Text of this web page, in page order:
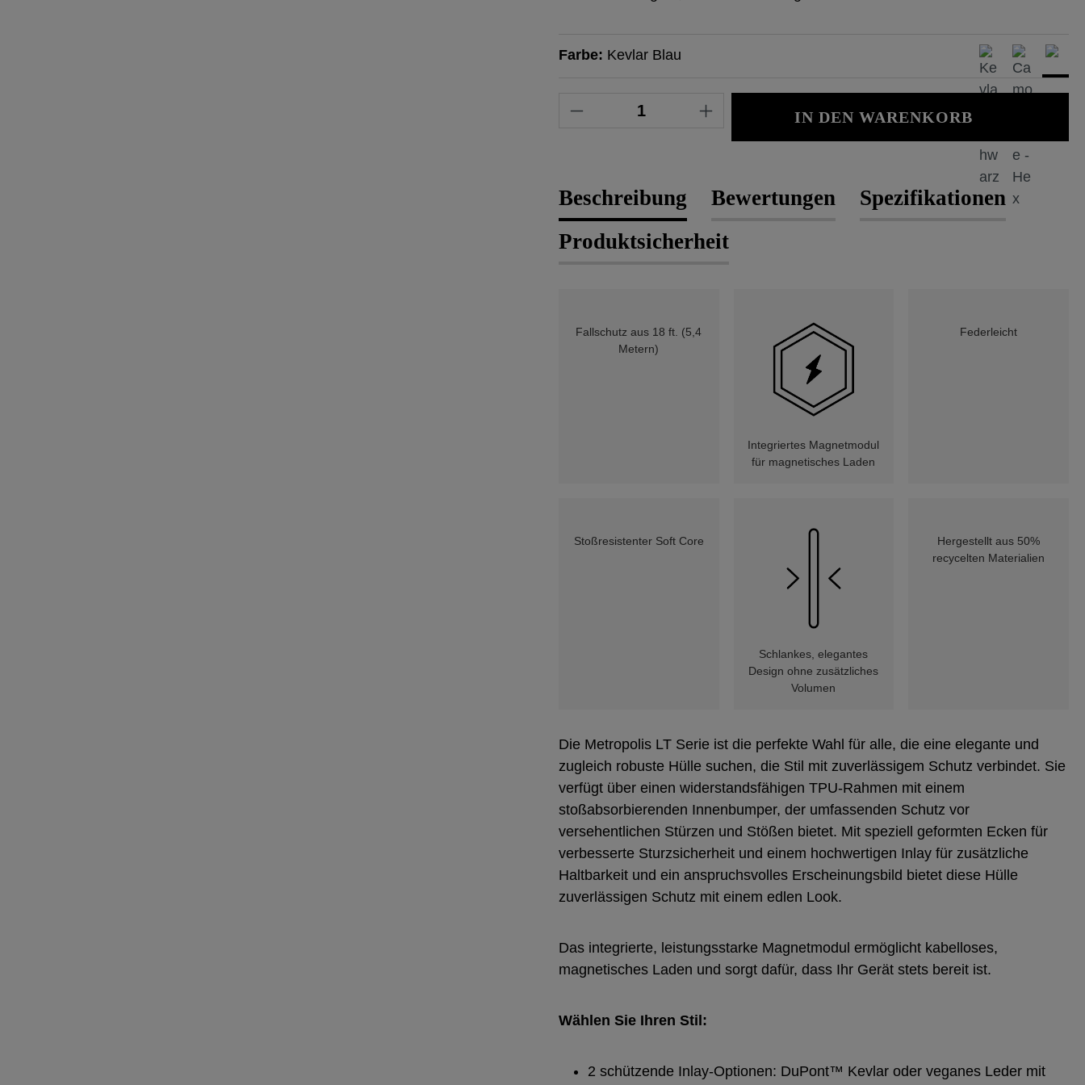
Farbe: Kevlar Blau
Produkt Anzahl: Gib den gewünschten Wert ein
IN DEN WARENKORB
Beschreibung Bewertungen
Spezifikationen
Produktsicherheit
Fallschutz aus 18 ft. (5,4
Metern)
Integriertes Magnetmodul
für magnetisches Laden
Federleicht
Stoßresistenter Soft Core
Schlankes, elegantes
Design ohne zusätzliches
Volumen
Hergestellt aus 50%
recycelten Materialien
Die Metropolis LT Serie ist die perfekte Wahl für alle, die eine elegante und
zugleich robuste Hülle suchen, die Stil mit zuverlässigem Schutz verbindet. Sie
verfügt über einen widerstandsfähigen TPU-Rahmen mit einem
stoßabsorbierenden Innenbumper, der umfassenden Schutz vor
versehentlichen Stürzen und Stößen bietet. Mit speziell geformten Ecken für
verbesserte Sturzsicherheit und einem hochwertigen Inlay für zusätzliche
Haltbarkeit und ein anspruchsvolles Erscheinungsbild bietet diese Hülle
zuverlässigen Schutz mit einem edlen Look.
Das integrierte, leistungsstarke Magnetmodul ermöglicht kabelloses,
magnetisches Laden und sorgt dafür, dass Ihr Gerät stets bereit ist.
Wählen Sie Ihren Stil:
2 schützende Inlay-Optionen: DuPont™ Kevlar oder veganes Leder mit